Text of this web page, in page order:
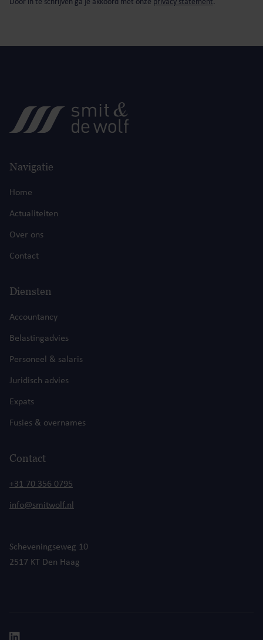
Door in te schrijven ga je akkoord met onze privacy statement.
Navigatie
Home
Actualiteiten
Over ons
Contact
Diensten
Accountancy
Belastingadvies
Personeel & salaris
Juridisch advies
Expats
Fusies & overnames
Contact
+31 70 356 0795
info@smitwolf.nl
Scheveningseweg 10
2517 KT Den Haag